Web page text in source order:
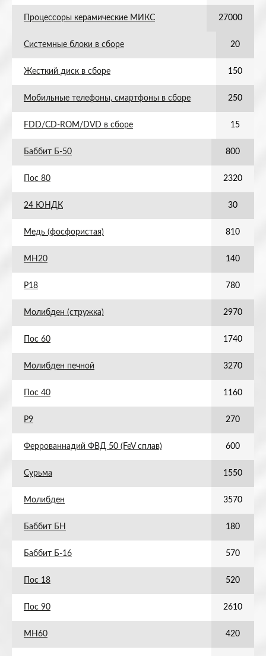
Процессоры керамические МИКС 27000
Системные блоки в сборе 20
Жесткий диск в сборе 150
Мобильные телефоны, смартфоны в сборе 250
FDD/CD-ROM/DVD в сборе 15
Баббит Б-50 800
Пос 80 2320
24 ЮНДК 30
Медь (фосфористая) 810
МН20 140
Р18 780
Молибден (стружка) 2970
Пос 60 1740
Молибден печной 3270
Пос 40 1160
Р9 270
Феррованнадий ФВД 50 (FeV сплав) 600
Сурьма 1550
Молибден 3570
Баббит БН 180
Баббит Б-16 570
Пос 18 520
Пос 90 2610
МН60 420